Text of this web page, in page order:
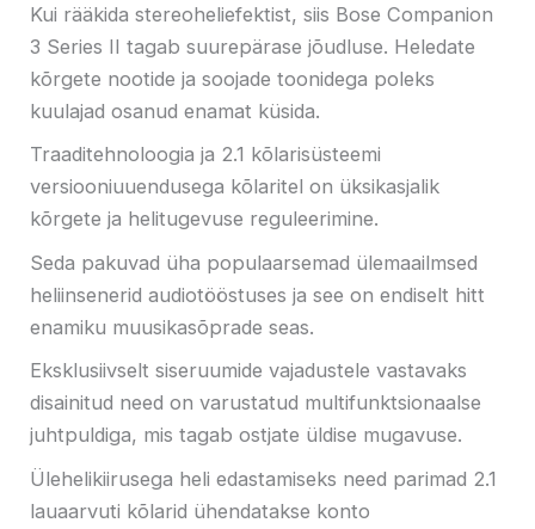
Kui rääkida stereoheliefektist, siis Bose Companion
3 Series II tagab suurepärase jõudluse. Heledate
kõrgete nootide ja soojade toonidega poleks
kuulajad osanud enamat küsida.
Traaditehnoloogia ja 2.1 kõlarisüsteemi
versiooniuuendusega kõlaritel on üksikasjalik
kõrgete ja helitugevuse reguleerimine.
Seda pakuvad üha populaarsemad ülemaailmsed
heliinsenerid audiotööstuses ja see on endiselt hitt
enamiku muusikasõprade seas.
Eksklusiivselt siseruumide vajadustele vastavaks
disainitud need on varustatud multifunktsionaalse
juhtpuldiga, mis tagab ostjate üldise mugavuse.
Ülehelikiirusega heli edastamiseks need parimad 2.1
lauaarvuti kõlarid ühendatakse konto